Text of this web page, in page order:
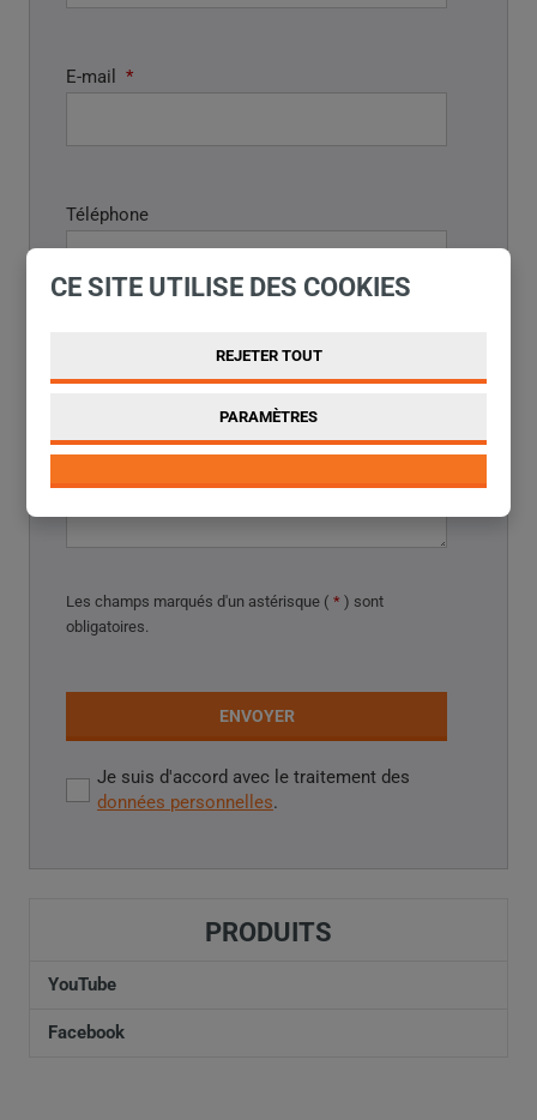
E-mail *
Téléphone
Les champs marqués d'un astérisque ( * ) sont
obligatoires.
ENVOYER
suis
avec
personnelles
Je suis d'accord avec le traitement des
données personnelles.
formulaire.
PRODUITS
YouTube
Facebook
CE SITE UTILISE DES COOKIES
REJETER TOUT
PARAMÈTRES